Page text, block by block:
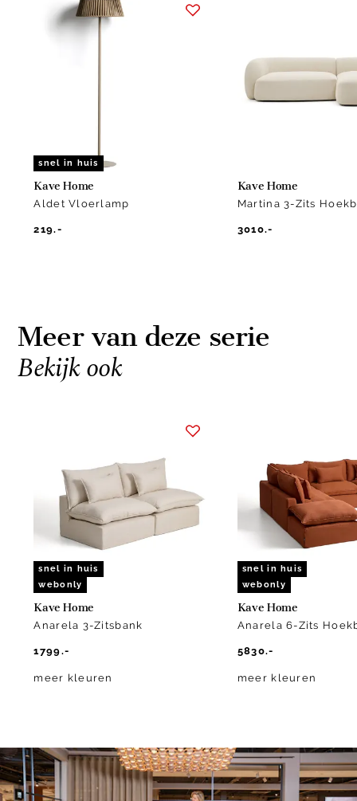
snel in huis
Kave Home
Aldet Vloerlamp
219.-
Kave Home
Martina 3-Zits
3010.-
Meer van deze serie
Bekijk ook
snel in huis
webonly
Kave Home
Anarela 3-Zitsbank
1799.-
meer kleuren
snel in huis
webonly
Kave Home
Anarela 6-Zits
5830.-
meer kleuren